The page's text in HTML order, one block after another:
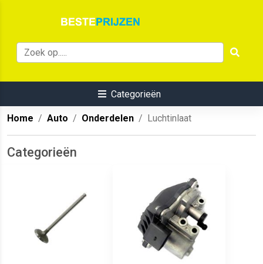
Categorieën
Home Auto Onderdelen Luchtinlaat
Categorieën